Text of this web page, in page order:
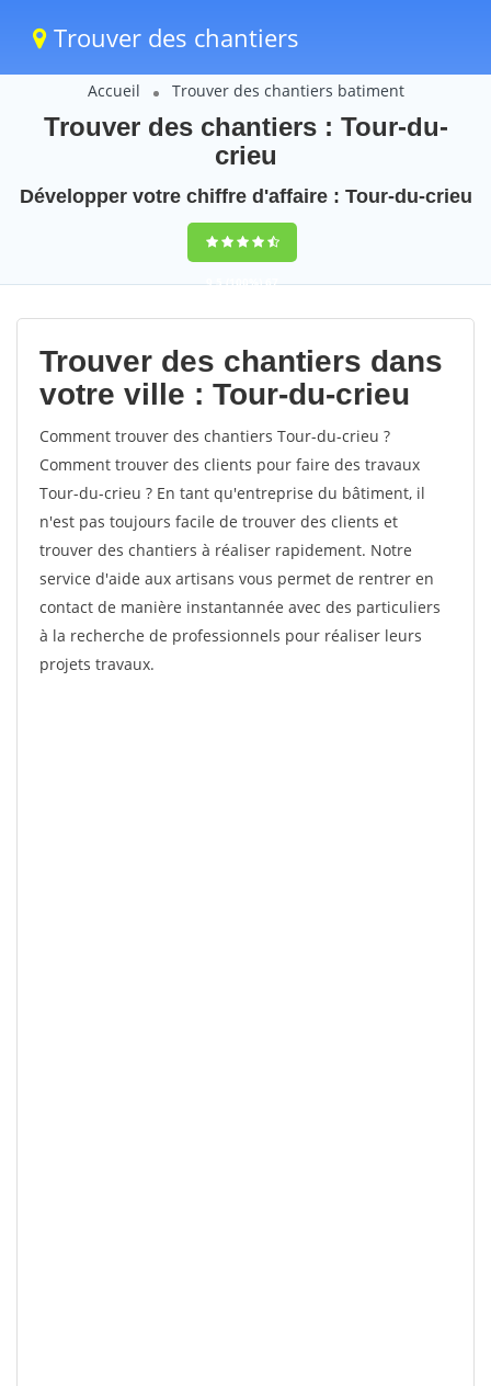
Trouver des chantiers
Accueil Trouver des chantiers batiment
Trouver des chantiers : Tour-du-
crieu
Développer votre chiffre d'affaire : Tour-du-crieu
9,5(100%)67
votes
Trouver des chantiers dans
votre ville : Tour-du-crieu
Comment trouver des chantiers Tour-du-crieu ?
Comment trouver des clients pour faire des travaux
Tour-du-crieu ? En tant qu'entreprise du bâtiment, il
n'est pas toujours facile de trouver des clients et
trouver des chantiers à réaliser rapidement. Notre
service d'aide aux artisans vous permet de rentrer en
contact de manière instantannée avec des particuliers
à la recherche de professionnels pour réaliser leurs
projets travaux.